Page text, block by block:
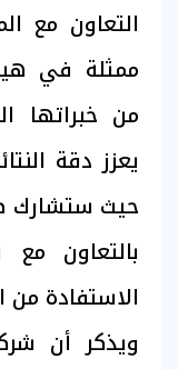
التعاون مع
ممثلة في
من خبراتها
يعزز دقة
حيث ستشارك
بالتعاون
الاستفادة من
ويذكر أن